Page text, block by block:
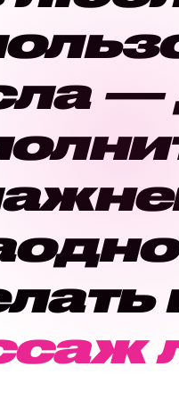
—